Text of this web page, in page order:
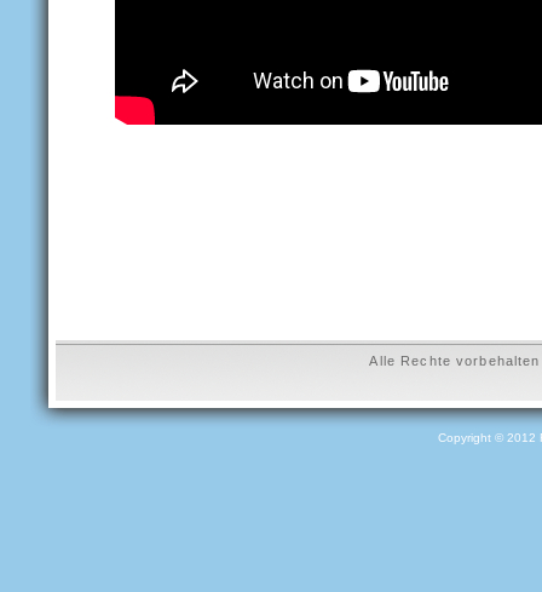
Alle Rechte
Copyright © 2012